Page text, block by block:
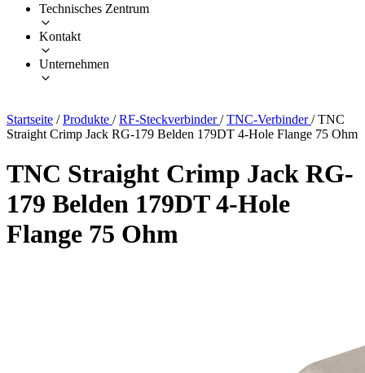
Technisches Zentrum
Kontakt
Unternehmen
Startseite / Produkte / RF-Steckverbinder/ TNC-Verbinder/ TNC
Straight Crimp Jack RG-179 Belden 179DT 4-Hole Flange 75 Ohm
TNC Straight Crimp Jack RG-
179 Belden 179DT 4-Hole
Flange 75 Ohm